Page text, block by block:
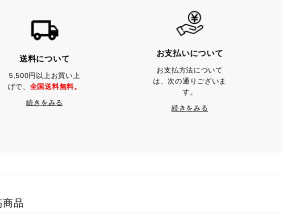
送料について
5,500円以上お買い上
げで、 全国送料無料。
続きをみる
お支払いについて
お支払方法について
は、次の通りございま
す。
続きをみる
商品